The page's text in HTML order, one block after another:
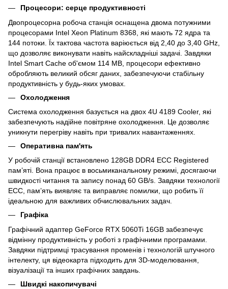
Процесори: серце продуктивності
Двопроцесорна робоча станція оснащена двома потужними
процесорами Intel Xeon Platinum 8368, які мають 72 ядра та
144 потоки. Їх тактова частота варіюється від 2,40 до 3,40 GHz,
що дозволяє виконувати навіть найскладніші задачі. Завдяки
Intel Smart Cache об'ємом 114 MB, процесори ефективно
обробляють великий обсяг даних, забезпечуючи стабільну
продуктивність у будь-яких умовах.
Охолодження
Система охолодження базується на двох 4U 4189 Cooler, які
забезпечують надійне повітряне охолодження. Це дозволяє
уникнути перегріву навіть при тривалих навантаженнях.
Оперативна пам'ять
У робочій станції встановлено 128GB DDR4 ECC Registered
пам’яті. Вона працює в восьмиканальному режимі, досягаючи
швидкості читання та запису понад 60 GB/s. Завдяки технології
ECC, пам’ять виявляє та виправляє помилки, що робить її
ідеальною для важливих обчислювальних задач.
Графіка
Графічний адаптер GeForce RTX 5060Ti 16GB забезпечує
відмінну продуктивність у роботі з графічними програмами.
Завдяки підтримці трасування променів і технологій штучного
інтелекту, ця відеокарта підходить для 3D-моделювання,
візуалізації та інших графічних завдань.
Швидкі накопичувачі